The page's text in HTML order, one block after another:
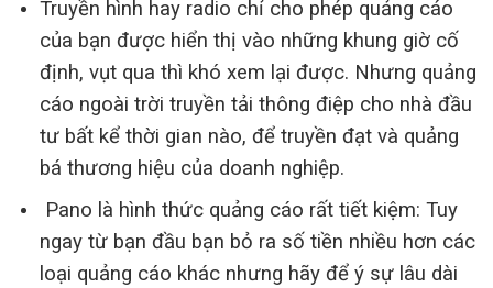
Truyền hình hay radio chỉ cho phép quảng cáo
của bạn được hiển thị vào những khung giờ cố
định, vụt qua thì khó xem lại được. Nhưng quảng
cáo ngoài trời truyền tải thông điệp cho nhà đầu
tư bất kể thời gian nào, để truyền đạt và quảng
bá thương hiệu của doanh nghiệp.
Pano là hình thức quảng cáo rất tiết kiệm: Tuy
ngay từ bạn đầu bạn bỏ ra số tiền nhiều hơn các
loại quảng cáo khác nhưng hãy để ý sự lâu dài